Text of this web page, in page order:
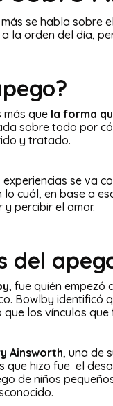
se habla sobre
la orden del día,
más que la forma
sobre todo por
y tratado.
experiencias se va
lo cuál, en base a
percibir el amor.
del
, fue quién empezó
Bowlby identificó
los vínculos
Ainsworth, una de
que hizo fue el
de niños